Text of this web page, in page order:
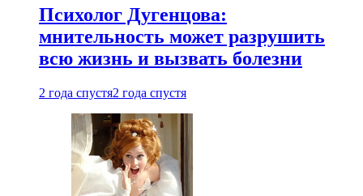
Психолог Дугенцова:
мнительность может разрушить
всю жизнь и вызвать болезни
2 года спустя2 года спустя